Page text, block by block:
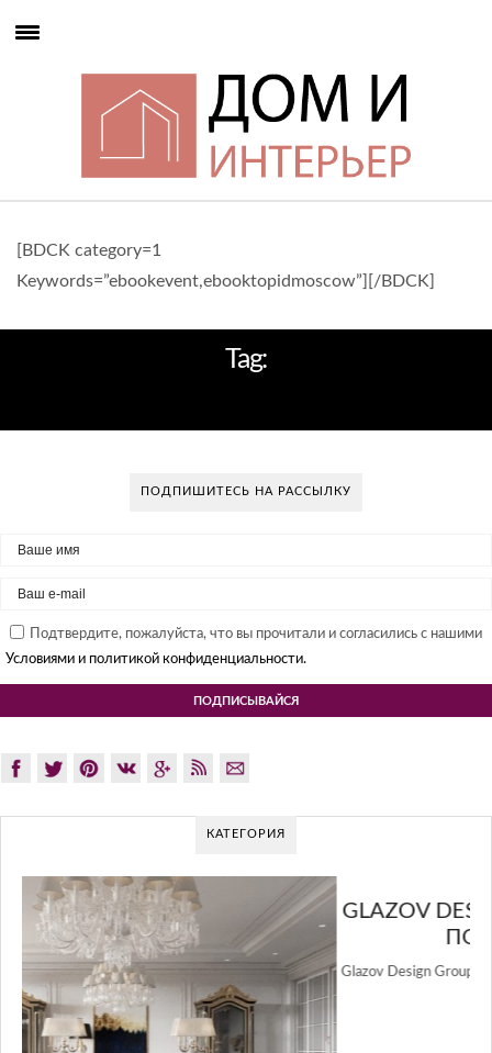
[BDCK category=1
Keywords=”ebookevent,ebooktopidmoscow”][/BDCK]
Tag:
ПОДПИШИТЕСЬ НА РАССЫЛКУ
Подтвердите, пожалуйста, что вы прочитали и согласились с нашими
Условиями и политикой конфиденциальности.
КАТЕГОРИЯ